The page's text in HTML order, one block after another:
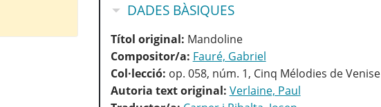
HIDE
DADES BÀSIQUES
Títol original: Mandoline
Compositor/a: Fauré, Gabriel
Col·lecció: op. 058, núm. 1, Cinq Mélodies de Venise
Autoria text original: Verlaine, Paul